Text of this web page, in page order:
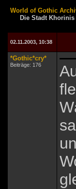
World of Gothic
Die Stadt Khorinis
02.11.2003, 10:38
*Gothic*cry*
Beiträge: 176